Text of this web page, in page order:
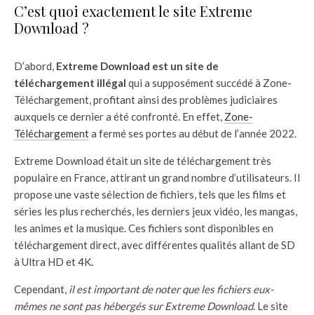
C’est quoi exactement le site Extreme
Download ?
D’abord, Extreme Download est un site de
téléchargement illégal qui a supposément succédé à Zone-
Téléchargement, profitant ainsi des problèmes judiciaires
auxquels ce dernier a été confronté. En effet, Zone-
Téléchargementa fermé ses portes au début de l’année 2022.
Extreme Download était un site de téléchargement très
populaire en France, attirant un grand nombre d’utilisateurs. Il
propose une vaste sélection de fichiers, tels que les films et
séries les plus recherchés, les derniers jeux vidéo, les mangas,
les animes et la musique. Ces fichiers sont disponibles en
téléchargement direct, avec différentes qualités allant de SD
à Ultra HD et 4K.
Cependant, il est important de noter que les fichiers eux-
mêmes ne sont pas hébergés sur Extreme Download. Le site